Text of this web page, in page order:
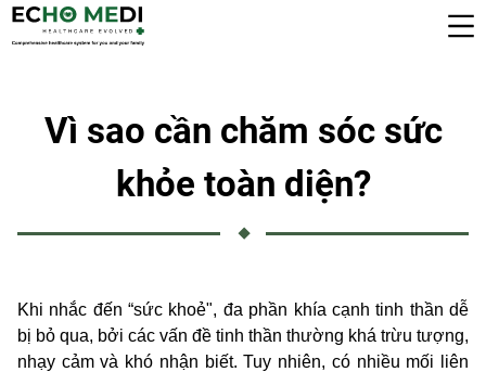
Vì sao cần chăm sóc sức
khỏe toàn diện?
Khi nhắc đến “sức khoẻ", đa phần khía cạnh tinh thần dễ
bị bỏ qua, bởi các vấn đề tinh thần thường khá trừu tượng,
nhạy cảm và khó nhận biết. Tuy nhiên, có nhiều mối liên